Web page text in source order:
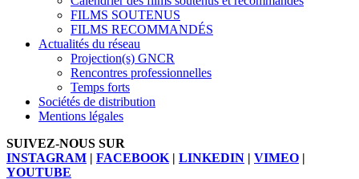
FILMS SOUTENUS
FILMS RECOMMANDÉS
Actualités du réseau
Projection(s) GNCR
Rencontres professionnelles
Temps forts
Sociétés de distribution
Mentions légales
SUIVEZ-NOUS SUR
INSTAGRAM | FACEBOOK | LINKEDIN | VIMEO |
YOUTUBE